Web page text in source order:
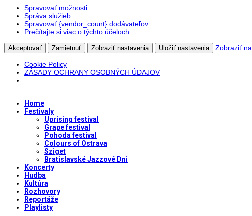
Spravovať možnosti
Správa služieb
Spravovať {vendor_count} dodávateľov
Prečítajte si viac o týchto účeloch
Akceptovať Zamietnuť Zobraziť nastavenia Uložiť nastavenia Zobraziť
Cookie Policy
ZÁSADY OCHRANY OSOBNÝCH ÚDAJOV
Home
Festivaly
Uprising festival
Grape festival
Pohoda festival
Colours of Ostrava
Sziget
Bratislavské Jazzové Dni
Koncerty
Hudba
Kultúra
Rozhovory
Reportáže
Playlisty